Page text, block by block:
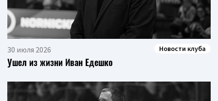
30 июля 2026 Новости клуба
Ушел из жизни Иван Едешко